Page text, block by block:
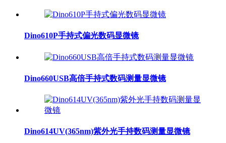
Dino610P手持式偏光数码显微镜
Dino660USB高倍手持式数码测量显微镜
Dino614UV(365nm)紫外光手持数码测量显微镜